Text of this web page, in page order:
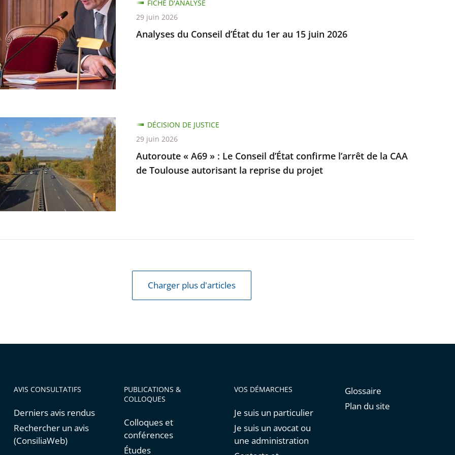
Analyses du Conseil d’État du 1er au 15 juin 2026
FICHE D'ANALYSE
29 juin 2026
Autoroute « A69 » : Le Conseil d’État confirme l’arrêt de la CAA
de Toulouse autorisant la reprise du projet
DÉCISION DE JUSTICE
29 juin 2026
Charger plus d'articles
AVIS CONSULTATIFS
Derniers avis rendus
Rechercher un avis
(ConsiliaWeb)
PUBLICATIONS &
COLLOQUES
Colloques et
conférences
Études
VOS DÉMARCHES
Je suis un particulier
Je suis un avocat ou
une administration
Glossaire
Plan du site